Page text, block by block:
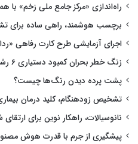
راه‌اندازی «مرکز جامع ملی زخم» با
برچسب هوشمند، راهی ساده برای
اجرای آزمایشی طرح کارت رفاهی
زنگ خطر بحران کمبود دستیاری ۶ رشته پزشکی
پشت پرده دیدن رنگ‌ها چیست؟
تشخیص زودهنگام، کلید درمان
نانوسیالات، راهکار نوین برای
پیشگیری از جرم با قدرت هوش